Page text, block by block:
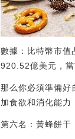
數據：比特幣市
920.52億美元，
那么你必須準備好
加食欲和消化能力
第六名：黃蜂餅干